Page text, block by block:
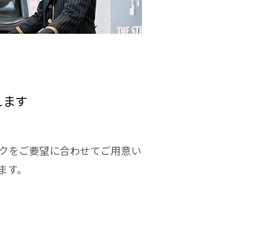
す
をご要望に合わせてご用意い
。